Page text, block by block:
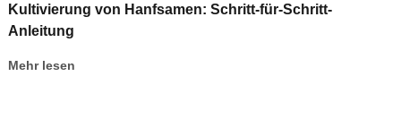
Kultivierung von Hanfsamen: Schritt-für-Schritt-
Anleitung
Mehr lesen